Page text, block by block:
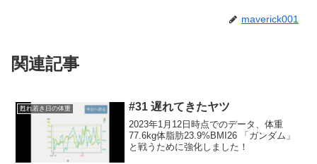
maverick001
関連記事
甦れ若き日の体重 #31 遅れてきたヤツ
2023年1月12日時点でのデータ、体重
77.6kg体脂肪23.9%BMI26 「ガンダム」
と戦うために強化しました！